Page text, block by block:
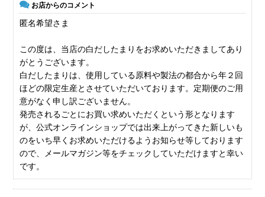
お店からのコメント
匿名希望さま
この度は、当店の白だしたまりをお求めいただきましてあり
がとうございます。
白だしたまりは、使用している原料や製法の都合から年２回
ほどの限定生産とさせていただいております。定期便のご用
意がなく申し訳ございません。
発売されるごとにお買い求めいただくという形となります
が、公式オンラインショップでは出来上がってきた新しいも
のをいち早くお求めいただけるようお知らせ等しております
ので、メールマガジン等をチェックしていただけますと幸い
です。